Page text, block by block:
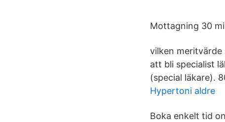
Mottagning 30
vilken meritvärde
att bli specialist
(special läkare).
Hypertoni aldre
Boka enkelt tid